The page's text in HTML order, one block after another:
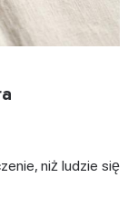
niż ludzie się